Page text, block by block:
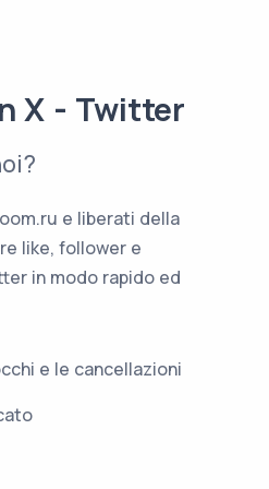
X - Twitter
e liberati della
like, follower e
in modo rapido ed
e le cancellazioni